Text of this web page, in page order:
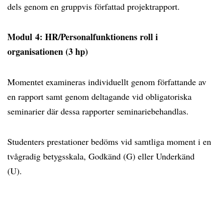
dels genom en gruppvis författad projektrapport.
Modul 4: HR/Personalfunktionens roll i
organisationen (3 hp)
Momentet examineras individuellt genom författande av
en rapport samt genom deltagande vid obligatoriska
seminarier där dessa rapporter seminariebehandlas.
Studenters prestationer bedöms vid samtliga moment i en
tvågradig betygsskala, Godkänd (G) eller Underkänd
(U).